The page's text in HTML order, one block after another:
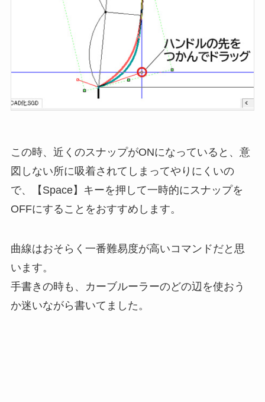
この時、近くのスナップがONになっていると、意
図しない所に吸着されてしまってやりにくいの
で、【Space】キーを押して一時的にスナップを
OFFにすることをおすすめします。
曲線はおそらく一番難易度が高いコマンドだと思
います。
手書きの時も、カーブルーラーのどの辺を使おう
か迷いながら書いてました。